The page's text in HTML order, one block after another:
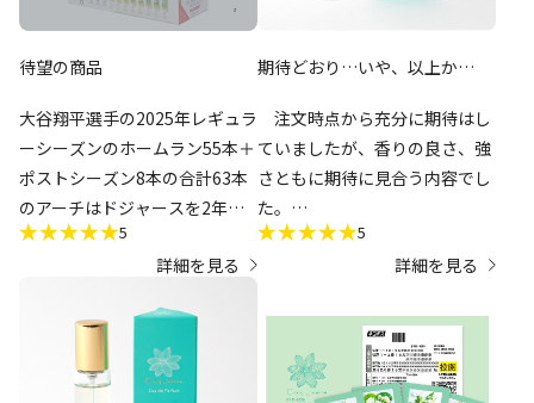
待望の商品
大谷翔平選手の2025年レギュラ
ーシーズンのホームラン55本＋
ポストシーズン8本の合計63本
のアーチはドジャースを2年連
続のワールドシリーズ優勝に導
き、メジャーリーグの歴史に刻
ランの大谷選手が描かれてい
て、眺めているだけでも感動が
よみがえります。全種を揃える
5
詳細を見る
期待どおり…いや、以上か…
注文時点から充分に期待はし
ていましたが、香りの良さ、強
さともに期待に見合う内容でし
た。
継続的な事業の展開を願って
5
詳細を見る